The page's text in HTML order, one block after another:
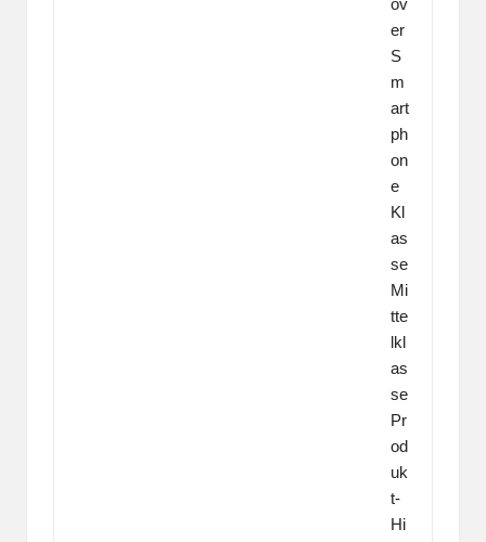
ov
er
S
m
art
ph
on
e
Kl
as
se
Mi
tte
lkl
as
se
Pr
od
uk
t-
Hi